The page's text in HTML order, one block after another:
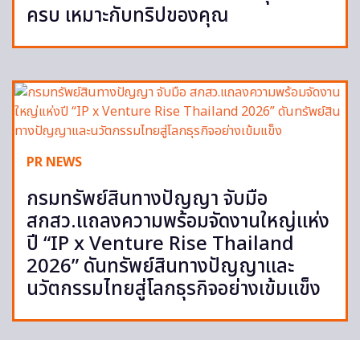
ครบ เหมาะกับทริปของคุณ
PR NEWS
กรมทรัพย์สินทางปัญญา จับมือ
สกสว.แถลงความพร้อมจัดงานใหญ่แห่ง
ปี “IP x Venture Rise Thailand
2026” ดันทรัพย์สินทางปัญญาและ
นวัตกรรมไทยสู่โลกธุรกิจอย่างเข้มแข็ง